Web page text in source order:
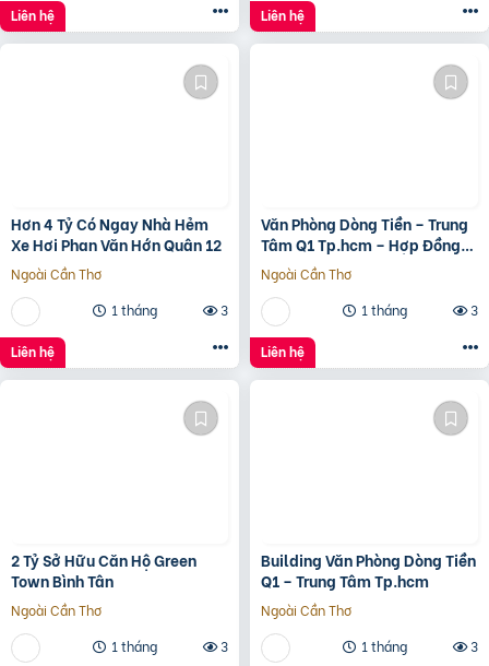
Liên hệ Liên hệ
Hơn 4 Tỷ Có Ngay Nhà Hẻm
Xe Hơi Phan Văn Hớn Quân 12
Ngoài Cần Thơ
1 tháng
3
Liên hệ
Văn Phòng Dòng Tiền – Trung
Tâm Q1 Tp.hcm – Hợp Đồng
Thuê 250 Triệu/Tháng – 115
Tỷ
Ngoài Cần Thơ
1 tháng
3
Liên hệ
2 Tỷ Sở Hữu Căn Hộ Green
Town Bình Tân
Ngoài Cần Thơ
1 tháng
3
Building Văn Phòng Dòng Tiền
Q1 – Trung Tâm Tp.hcm
Ngoài Cần Thơ
1 tháng
3